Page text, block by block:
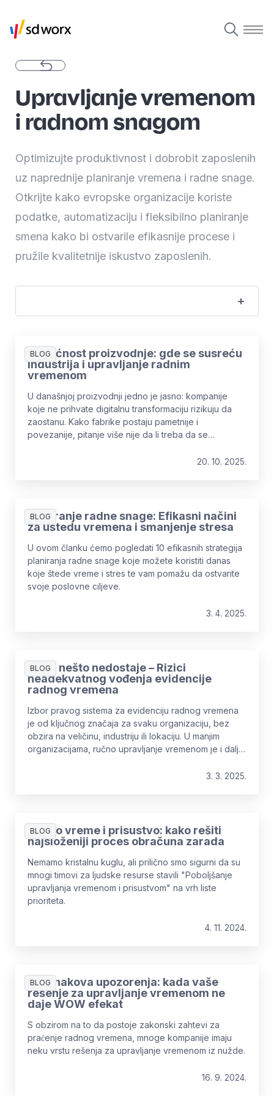
Upravljanje vremenom
i radnom snagom
Optimizujte produktivnost i dobrobit zaposlenih
uz naprednije planiranje vremena i radne snage.
Otkrijte kako evropske organizacije koriste
podatke, automatizaciju i fleksibilno planiranje
smena kako bi ostvarile efikasnije procese i
pružile kvalitetnije iskustvo zaposlenih.
BLOG
Budućnost proizvodnje: gde se susreću
industrija i upravljanje radnim
vremenom
U današnjoj proizvodnji jedno je jasno: kompanije
koje ne prihvate digitalnu transformaciju rizikuju da
zaostanu. Kako fabrike postaju pametnije i
povezanije, pitanje više nije da li treba da se
svoju strategiju upravljanja radnim vremenom kako
20. 10. 2025.
BLOG
Planiranje radne snage: Efikasni načini
za uštedu vremena i smanjenje stresa
U ovom članku ćemo pogledati 10 efikasnih strategija
planiranja radne snage koje možete koristiti danas
koje štede vreme i stres te vam pomažu da ostvarite
svoje poslovne ciljeve.
3. 4. 2025.
BLOG
Kada nešto nedostaje – Rizici
neadekvatnog vođenja evidencije
radnog vremena
Izbor pravog sistema za evidenciju radnog vremena
je od ključnog značaja za svaku organizaciju, bez
obzira na veličinu, industriju ili lokaciju. U manjim
organizacijama, ručno upravljanje vremenom je i dalje
3. 3. 2025.
BLOG
Radno vreme i prisustvo: kako rešiti
najsloženiji proces obračuna zarada
Nemamo kristalnu kuglu, ali prilično smo sigurni da su
mnogi timovi za ljudske resurse stavili "Poboljšanje
upravljanja vremenom i prisustvom" na vrh liste
prioriteta.
4. 11. 2024.
BLOG
Pet znakova upozorenja: kada vaše
rešenje za upravljanje vremenom ne
daje WOW efekat
S obzirom na to da postoje zakonski zahtevi za
praćenje radnog vremena, mnoge kompanije imaju
neku vrstu rešenja za upravljanje vremenom iz nužde.
16. 9. 2024.